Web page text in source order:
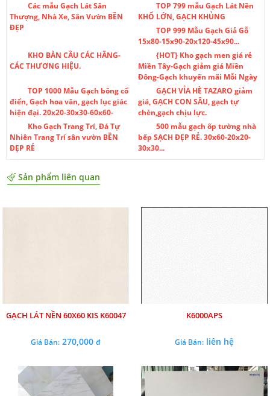
Các mẫu Gạch Lát Sân
Thượng, Nhà Xe, Sân Vườn BỀN
ĐẸP
TOP 799 mẫu Gạch Lát Nền
KHỔ LỚN, GẠCH KHỦNG
TOP 999 Mẫu Gạch Giả Gỗ
15x80-15x90-20x120-45x90...
KHO BÀN CẦU CÁC HÃNG-
CÁC THƯƠNG HIỆU.
{HOT} Kho gạch men giá rẻ
Miền Tây-Gạch giảm giá Miền
Đông-Gạch khuyến mãi Mỗi Ngày
TOP 1000 Mẫu Gạch bông cổ
điển, Gạch hoa văn, gạch lục giác
hiện đại. 20x20-30x30-60x60-
GẠCH VỈA HÈ TAZARO giảm
giá, GẠCH CON SÂU, gạch tự
chèn,gạch chịu lực.
Kho Gạch Trang Trí, Đá Tự
Nhiên Trang Trí sân vườn BỀN
ĐẸP RẺ
500 mẫu gạch ốp tường nhà
bếp SẠCH ĐẸP RẺ. 30x60-20x20-
30x30...
Sản phẩm liên quan
GẠCH LÁT NỀN 60X60 KIS K60047
Giá Bán: 270,000đ
K6000APS
Giá Bán:liên hệ